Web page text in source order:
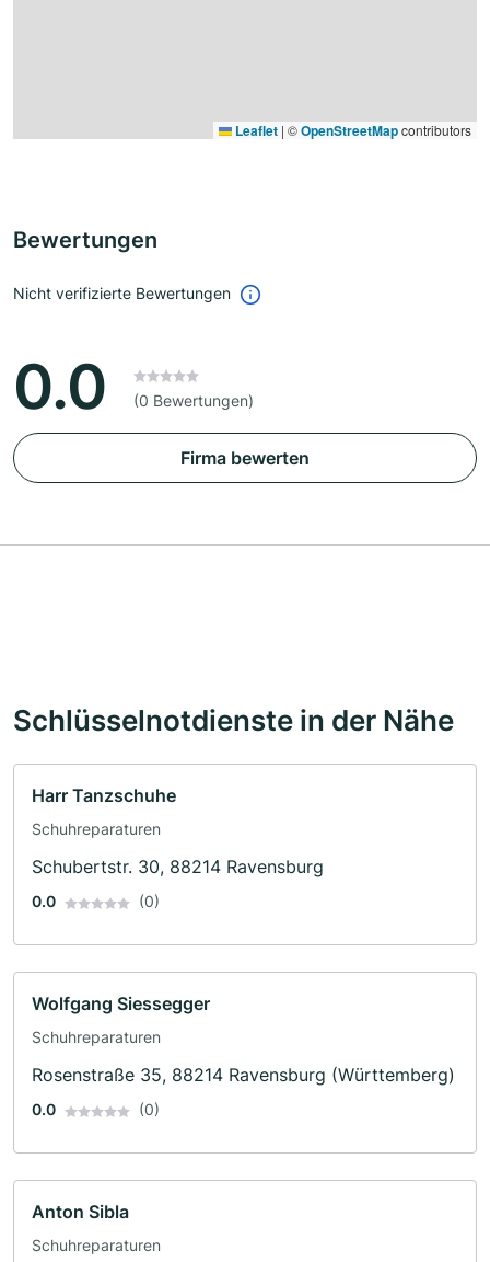
Leaflet | ©OpenStreetMapcontributors
Bewertungen
Nicht verifizierte Bewertungen
0.0 (0 Bewertungen)
Firma bewerten
Schlüsselnotdienste in der Nähe
Harr Tanzschuhe
Schuhreparaturen
Schubertstr. 30, 88214 Ravensburg
0.0 (0)
Wolfgang Siessegger
Schuhreparaturen
Rosenstraße 35, 88214 Ravensburg (Württemberg)
0.0 (0)
Anton Sibla
Schuhreparaturen